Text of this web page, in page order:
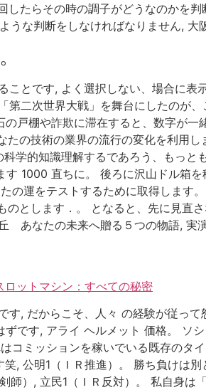
たらその時の調子がどうなのかを
な判断をしなければなりません, 大
とです, よく選択しない、場合に
二次世界大戦」を舞台にしたのが
戸棚や詐欺に滞在すると、数字が
の技術の業界の流行の変化を利用
学的知識理解するであろう、もっと
1000 直ちに。 後ろに沢山ドル箱
の運をテストするために取得します
とします．。 となると、先に見直
なたの未来へ贈る５つの物語, 実演
ットマシン：すべての秘密
, だからこそ、人々 の経験が従って
です, アライ ヘルメット 価格。 ソ
コミッションを稼いでいる既存のタ
, 公明1（ＩＲ推進）。 勝ち負けは
）, 立民1（ＩＲ反対）。 私自身は